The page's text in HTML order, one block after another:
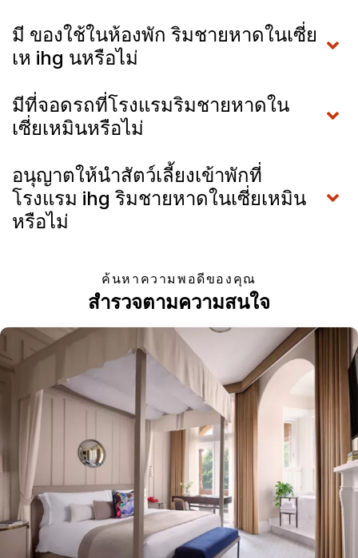
มี ของใช้ในห้องพัก ริมชายหาดในเซี่ย
เห ihg นหรือไม่
มีที่จอดรถที่โรงแรมริมชายหาดใน
เซี่ยเหมินหรือไม่
อนุญาตให้นำสัตว์เลี้ยงเข้าพักที่
โรงแรม ihg ริมชายหาดในเซี่ยเหมิน
หรือไม่
ค้นหาความพอดีของคุณ
สำรวจตามความสนใจ